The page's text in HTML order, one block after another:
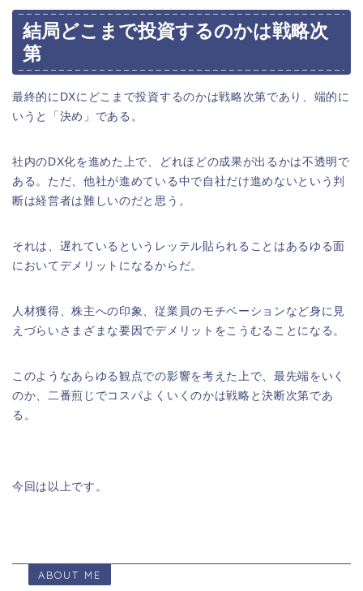
結局どこまで投資するのかは戦略次
第
最終的にDXにどこまで投資するのかは戦略次第であり、端的に
いうと「決め」である。
社内のDX化を進めた上で、どれほどの成果が出るかは不透明で
ある。ただ、他社が進めている中で自社だけ進めないという判
断は経営者は難しいのだと思う。
それは、遅れているというレッテル貼られることはあるゆる面
においてデメリットになるからだ。
人材獲得、株主への印象、従業員のモチベーションなど身に見
えづらいさまざまな要因でデメリットをこうむることになる。
このようなあらゆる観点での影響を考えた上で、最先端をいく
のか、二番煎じでコスパよくいくのかは戦略と決断次第であ
る。
今回は以上です。
ABOUT ME